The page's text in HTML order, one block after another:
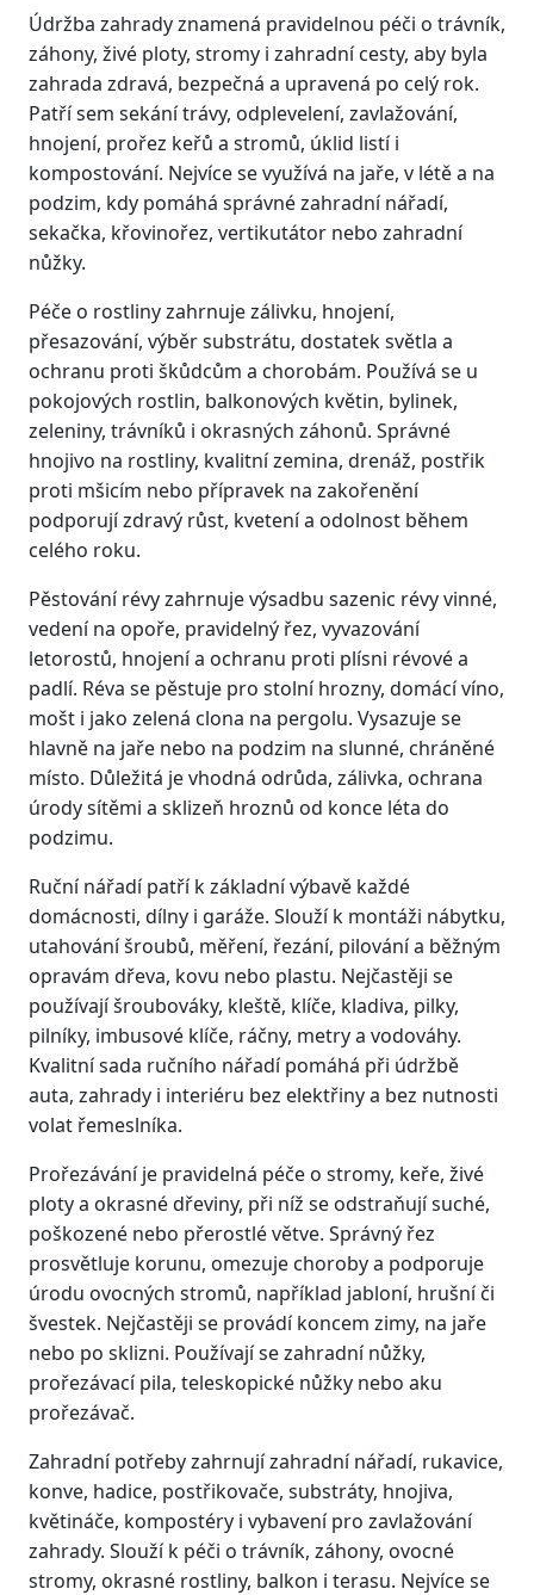
Údržba zahrady znamená pravidelnou péči o trávník,
záhony, živé ploty, stromy i zahradní cesty, aby byla
zahrada zdravá, bezpečná a upravená po celý rok.
Patří sem sekání trávy, odplevelení, zavlažování,
hnojení, prořez keřů a stromů, úklid listí i
kompostování. Nejvíce se využívá na jaře, v létě a na
podzim, kdy pomáhá správné zahradní nářadí,
sekačka, křovinořez, vertikutátor nebo zahradní
nůžky.
Péče o rostliny zahrnuje zálivku, hnojení,
přesazování, výběr substrátu, dostatek světla a
ochranu proti škůdcům a chorobám. Používá se u
pokojových rostlin, balkonových květin, bylinek,
zeleniny, trávníků i okrasných záhonů. Správné
hnojivo na rostliny, kvalitní zemina, drenáž, postřik
proti mšicím nebo přípravek na zakořenění
podporují zdravý růst, kvetení a odolnost během
celého roku.
Pěstování révy zahrnuje výsadbu sazenic révy vinné,
vedení na opoře, pravidelný řez, vyvazování
letorostů, hnojení a ochranu proti plísni révové a
padlí. Réva se pěstuje pro stolní hrozny, domácí víno,
mošt i jako zelená clona na pergolu. Vysazuje se
hlavně na jaře nebo na podzim na slunné, chráněné
místo. Důležitá je vhodná odrůda, zálivka, ochrana
úrody sítěmi a sklizeň hroznů od konce léta do
podzimu.
Ruční nářadí patří k základní výbavě každé
domácnosti, dílny i garáže. Slouží k montáži nábytku,
utahování šroubů, měření, řezání, pilování a běžným
opravám dřeva, kovu nebo plastu. Nejčastěji se
používají šroubováky, kleště, klíče, kladiva, pilky,
pilníky, imbusové klíče, ráčny, metry a vodováhy.
Kvalitní sada ručního nářadí pomáhá při údržbě
auta, zahrady i interiéru bez elektřiny a bez nutnosti
volat řemeslníka.
Prořezávání je pravidelná péče o stromy, keře, živé
ploty a okrasné dřeviny, při níž se odstraňují suché,
poškozené nebo přerostlé větve. Správný řez
prosvětluje korunu, omezuje choroby a podporuje
úrodu ovocných stromů, například jabloní, hrušní či
švestek. Nejčastěji se provádí koncem zimy, na jaře
nebo po sklizni. Používají se zahradní nůžky,
prořezávací pila, teleskopické nůžky nebo aku
prořezávač.
Zahradní potřeby zahrnují zahradní nářadí, rukavice,
konve, hadice, postřikovače, substráty, hnojiva,
květináče, kompostéry i vybavení pro zavlažování
zahrady. Slouží k péči o trávník, záhony, ovocné
stromy, okrasné rostliny, balkon i terasu. Nejvíce se